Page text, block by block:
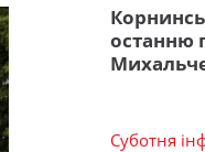
останню
Суботня